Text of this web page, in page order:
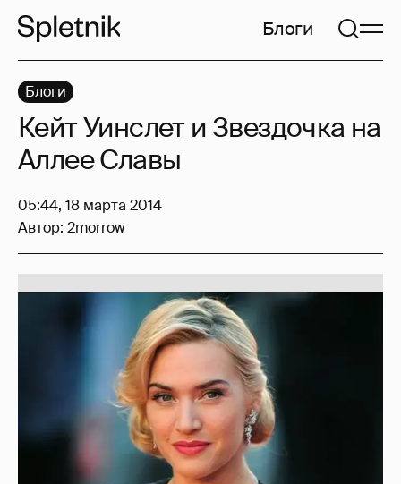
Блоги
Блоги
Кейт Уинслет и Звездочка на
Аллее Славы
05:44, 18 марта 2014
Автор: 2morrow